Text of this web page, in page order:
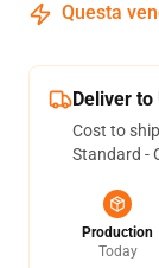
Questa
Deliver
Cost to
Standard -
Production
Today